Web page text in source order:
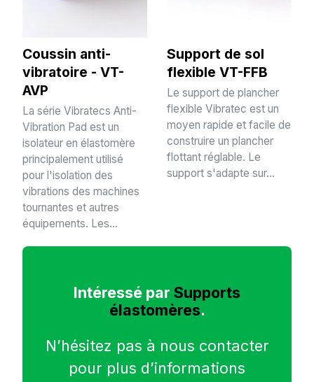
Coussin anti-
vibratoire - VT-
AVP
La série Vibratecs Anti-
Vibration Pad est un
isolateur en élastomère
principalement utilisé
pour l'isolation des
vibrations des machines
tournantes et autres
équipements. Les...
Support de sol
flexible VT-FFB
Le support de plancher
flexible Vibratec est un
moyen rapide et facile de
construire un plancher
flottant réglable. Le
support s'adapte sur...
Intéressé par Supports
élastomères.
N’hésitez pas à nous contacter
pour plus d’informations